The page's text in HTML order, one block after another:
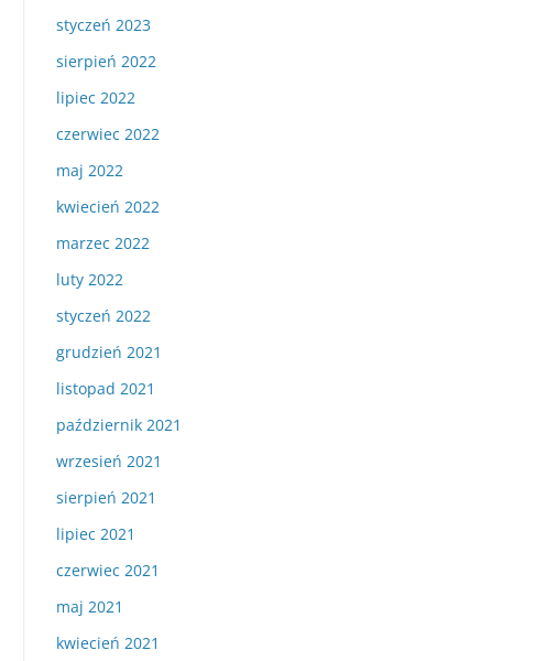
styczeń 2023
sierpień 2022
lipiec 2022
czerwiec 2022
maj 2022
kwiecień 2022
marzec 2022
luty 2022
styczeń 2022
grudzień 2021
listopad 2021
październik 2021
wrzesień 2021
sierpień 2021
lipiec 2021
czerwiec 2021
maj 2021
kwiecień 2021